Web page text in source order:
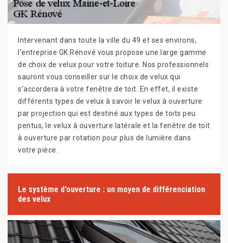
Intervenant dans toute la ville du 49 et ses environs,
l’entreprise GK Rénové vous propose une large gamme
de choix de velux pour votre toiture. Nos professionnels
sauront vous conseiller sur le choix de velux qui
s’accordera à votre fenêtre de toit. En effet, il existe
différents types de velux à savoir le velux à ouverture
par projection qui est destiné aux types de toits peu
pentus, le velux à ouverture latérale et la fenêtre de toit
à ouverture par rotation pour plus de lumière dans
votre pièce.
Le système d'ouverture : un moyen de différenciation
des velux